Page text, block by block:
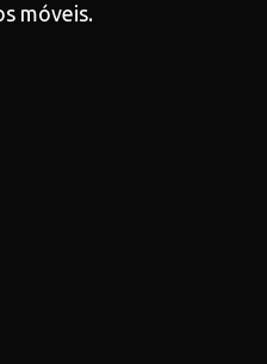
móveis.